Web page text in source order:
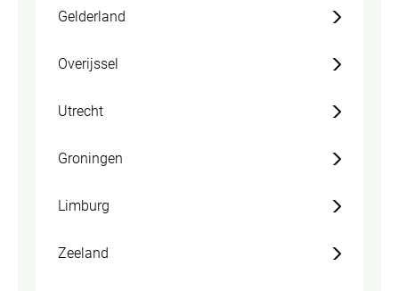
Gelderland
Overijssel
Utrecht
Groningen
Limburg
Zeeland